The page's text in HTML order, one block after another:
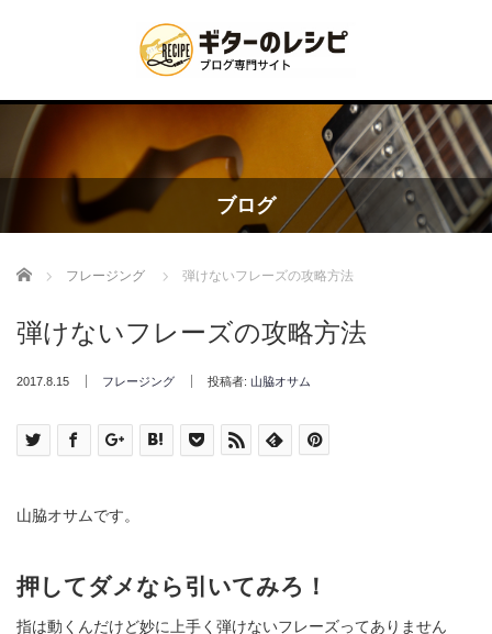
ブログ
Home フレージング 弾けないフレーズの攻略方法
弾けないフレーズの攻略方法
2017.8.15 フレージング 投稿者: 山脇オサム
山脇オサムです。
押してダメなら引いてみろ！
指は動くんだけど妙に上手く弾けないフレーズってありません